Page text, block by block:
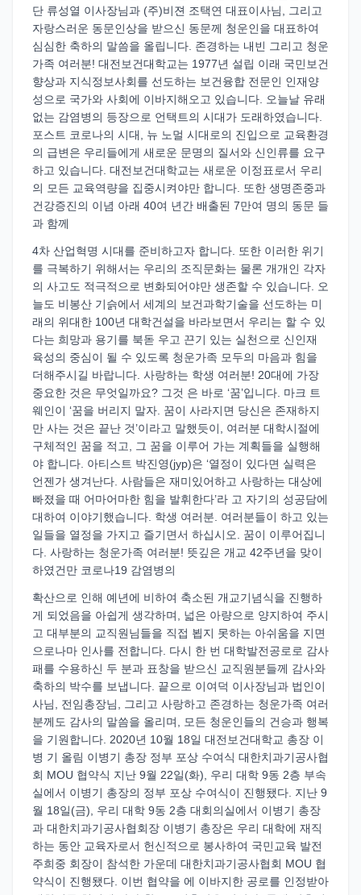
단 류성열 이사장님과 (주)비젼 조택연 대표이사님, 그리고
자랑스러운 동문인상을 받으신 동문께 청운인을 대표하여
심심한 축하의 말씀을 올립니다. 존경하는 내빈 그리고 청운
가족 여러분! 대전보건대학교는 1977년 설립 이래 국민보건
향상과 지식정보사회를 선도하는 보건융합 전문인 인재양
성으로 국가와 사회에 이바지해오고 있습니다. 오늘날 유래
없는 감염병의 등장으로 언택트의 시대가 도래하였습니다.
포스트 코로나의 시대, 뉴 노멀 시대로의 진입으로 교육환경
의 급변은 우리들에게 새로운 문명의 질서와 신인류를 요구
하고 있습니다. 대전보건대학교는 새로운 이정표로서 우리
의 모든 교육역량을 집중시켜야만 합니다. 또한 생명존중과
건강증진의 이념 아래 40여 년간 배출된 7만여 명의 동문 들
과 함께
4차 산업혁명 시대를 준비하고자 합니다. 또한 이러한 위기
를 극복하기 위해서는 우리의 조직문화는 물론 개개인 각자
의 사고도 적극적으로 변화되어야만 생존할 수 있습니다. 오
늘도 비봉산 기슭에서 세계의 보건과학기술을 선도하는 미
래의 위대한 100년 대학건설을 바라보면서 우리는 할 수 있
다는 희망과 용기를 북돋 우고 끈기 있는 실천으로 신인재
육성의 중심이 될 수 있도록 청운가족 모두의 마음과 힘을
더해주시길 바랍니다. 사랑하는 학생 여러분! 20대에 가장
중요한 것은 무엇일까요? 그것 은 바로 ‘꿈’입니다. 마크 트
웨인이 ‘꿈을 버리지 말자. 꿈이 사라지면 당신은 존재하지
만 사는 것은 끝난 것’이라고 말했듯이, 여러분 대학시절에
구체적인 꿈을 적고, 그 꿈을 이루어 가는 계획들을 실행해
야 합니다. 아티스트 박진영(jyp)은 ‘열정이 있다면 실력은
언젠가 생겨난다. 사람들은 재미있어하고 사랑하는 대상에
빠졌을 때 어마어마한 힘을 발휘한다’라 고 자기의 성공담에
대하여 이야기했습니다. 학생 여러분. 여러분들이 하고 있는
일들을 열정을 가지고 즐기면서 하십시오. 꿈이 이루어집니
다. 사랑하는 청운가족 여러분! 뜻깊은 개교 42주년을 맞이
하였건만 코로나19 감염병의
확산으로 인해 예년에 비하여 축소된 개교기념식을 진행하
게 되었음을 아쉽게 생각하며, 넓은 아량으로 양지하여 주시
고 대부분의 교직원님들을 직접 뵙지 못하는 아쉬움을 지면
으로나마 인사를 전합니다. 다시 한 번 대학발전공로로 감사
패를 수용하신 두 분과 표창을 받으신 교직원분들께 감사와
축하의 박수를 보냅니다. 끝으로 이여덕 이사장님과 법인이
사님, 전임총장님, 그리고 사랑하고 존경하는 청운가족 여러
분께도 감사의 말씀을 올리며, 모든 청운인들의 건승과 행복
을 기원합니다. 2020년 10월 18일 대전보건대학교 총장 이
병 기 올림 이병기 총장 정부 포상 수여식 대한치과기공사협
회 MOU 협약식 지난 9월 22일(화), 우리 대학 9동 2층 부속
실에서 이병기 총장의 정부 포상 수여식이 진행됐다. 지난 9
월 18일(금), 우리 대학 9동 2층 대회의실에서 이병기 총장
과 대한치과기공사협회장 이병기 총장은 우리 대학에 재직
하는 동안 교육자로서 헌신적으로 봉사하여 국민교육 발전
주희중 회장이 참석한 가운데 대한치과기공사협회 MOU 협
약식이 진행됐다. 이번 협약을 에 이바지한 공로를 인정받아